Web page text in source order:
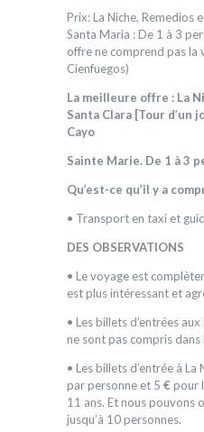
Prix: La Niche, Remedios
Santa Maria : De 1 à 3
offre ne comprend pas la
Cienfuegos)
La meilleure offre : La
Santa Clara [Tour d’un
Cayo
Sainte Marie. De 1 à 3
Qu’est-ce qu’il y a
• Transport en taxi et
DES OBSERVATIONS
• Le voyage est
est plus intéressant et
• Les billets d’entrées
ne sont pas compris dans
• Les billets d’entrée à
par personne et 5 €pour
11 ans. Et nous pouvons
jusqu’à 10 personnes.